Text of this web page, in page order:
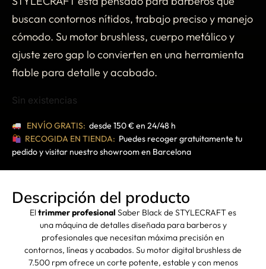
buscan contornos nítidos, trabajo preciso y manejo
cómodo. Su motor brushless, cuerpo metálico y
ajuste zero gap lo convierten en una herramienta
fiable para detalle y acabado.
Sin existencias
ENVÍO GRATIS: desde 150 € en 24/48 h
RECOGIDA EN TIENDA: Puedes recoger gratuitamente tu
pedido y visitar nuestro showroom en Barcelona
Descripción del producto
El trimmer profesional Saber Black de STYLECRAFT es
una máquina de detalles diseñada para barberos y
profesionales que necesitan máxima precisión en
contornos, líneas y acabados. Su motor digital brushless de
7.500 rpm ofrece un corte potente, estable y con menos